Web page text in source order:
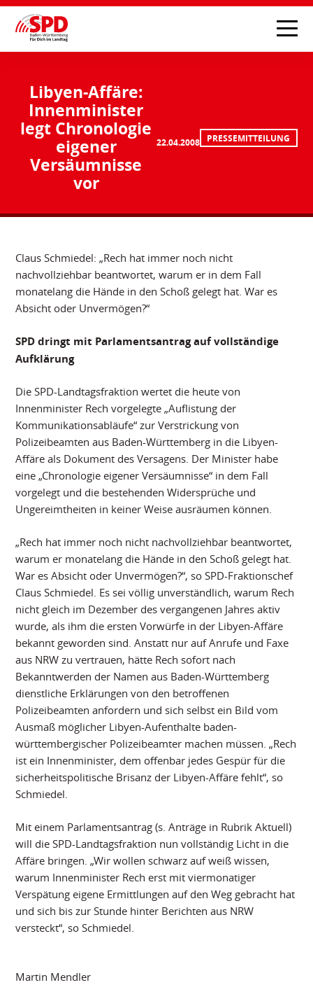
Libyen-Affäre:
Innenminister
legt Chronologie
eigener
Versäumnisse
vor
22.04.2008 PRESSEMITTEILUNG
Claus Schmiedel: „Rech hat immer noch nicht
nachvollziehbar beantwortet, warum er in dem Fall
monatelang die Hände in den Schoß gelegt hat. War es
Absicht oder Unvermögen?“
SPD dringt mit Parlamentsantrag auf vollständige
Aufklärung
Die SPD-Landtagsfraktion wertet die heute von
Innenminister Rech vorgelegte „Auflistung der
Kommunikationsabläufe“ zur Verstrickung von
Polizeibeamten aus Baden-Württemberg in die Libyen-
Affäre als Dokument des Versagens. Der Minister habe
eine „Chronologie eigener Versäumnisse“ in dem Fall
vorgelegt und die bestehenden Widersprüche und
Ungereimtheiten in keiner Weise ausräumen können.
„Rech hat immer noch nicht nachvollziehbar beantwortet,
warum er monatelang die Hände in den Schoß gelegt hat.
War es Absicht oder Unvermögen?“, so SPD-Fraktionschef
Claus Schmiedel. Es sei völlig unverständlich, warum Rech
nicht gleich im Dezember des vergangenen Jahres aktiv
wurde, als ihm die ersten Vorwürfe in der Libyen-Affäre
bekannt geworden sind. Anstatt nur auf Anrufe und Faxe
aus NRW zu vertrauen, hätte Rech sofort nach
Bekanntwerden der Namen aus Baden-Württemberg
dienstliche Erklärungen von den betroffenen
Polizeibeamten anfordern und sich selbst ein Bild vom
Ausmaß möglicher Libyen-Aufenthalte baden-
württembergischer Polizeibeamter machen müssen. „Rech
ist ein Innenminister, dem offenbar jedes Gespür für die
sicherheitspolitische Brisanz der Libyen-Affäre fehlt“, so
Schmiedel.
Mit einem Parlamentsantrag (s. Anträge in Rubrik Aktuell)
will die SPD-Landtagsfraktion nun vollständig Licht in die
Affäre bringen. „Wir wollen schwarz auf weiß wissen,
warum Innenminister Rech erst mit viermonatiger
Verspätung eigene Ermittlungen auf den Weg gebracht hat
und sich bis zur Stunde hinter Berichten aus NRW
versteckt“, so Schmiedel.
Martin Mendler